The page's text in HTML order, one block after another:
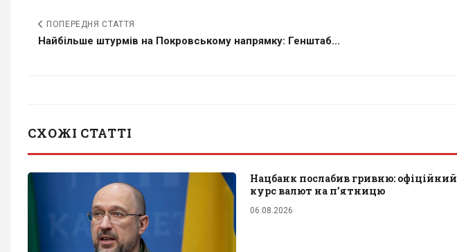
ПОПЕРЕДНЯ СТАТТЯ
Найбільше штурмів на Покровському напрямку: Генштаб...
СХОЖІ СТАТТІ
Нацбанк послабив гривню: офіційний
курс валют на п’ятницю
06.08.2026